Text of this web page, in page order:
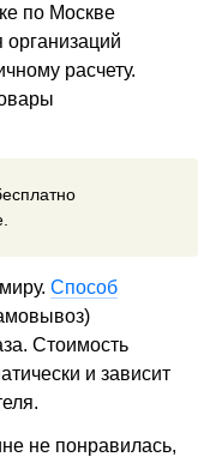
по Москве
расчету.
Способ
Стоимость
и зависит
не понравилась,